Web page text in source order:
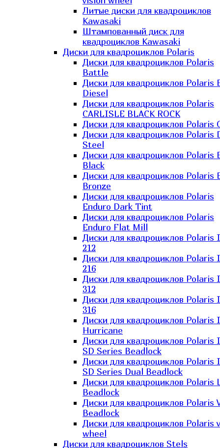
Литые диски для квадроциклов
Kawasaki​
Штампованный диск для
квадроциклов Kawasaki​
Диски для квадроциклов Polaris
Диски для квадроциклов Polaris
Battle
Диски для квадроциклов Polaris
Diesel
Диски для квадроциклов Polaris
CARLISLE BLACK ROCK
Диски для квадроциклов Polaris
Диски для квадроциклов Polaris
Steel
Диски для квадроциклов Polaris
Black
Диски для квадроциклов Polaris
Bronze
Диски для квадроциклов Polaris
Enduro Dark Tint
Диски для квадроциклов Polaris
Enduro Flat Mill
Диски для квадроциклов Polaris
212
Диски для квадроциклов Polaris
216
Диски для квадроциклов Polaris
312
Диски для квадроциклов Polaris
316
Диски для квадроциклов Polaris
Hurricane
Диски для квадроциклов Polaris
SD Series Beadlock
Диски для квадроциклов Polaris
SD Series Dual Beadlock
Диски для квадроциклов Polaris
Beadlock
Диски для квадроциклов Polaris
Beadlock
Диски для квадроциклов Polaris
wheel
Диски для квадроциклов Stels